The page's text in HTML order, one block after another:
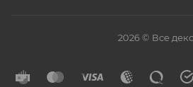
2026 © Все